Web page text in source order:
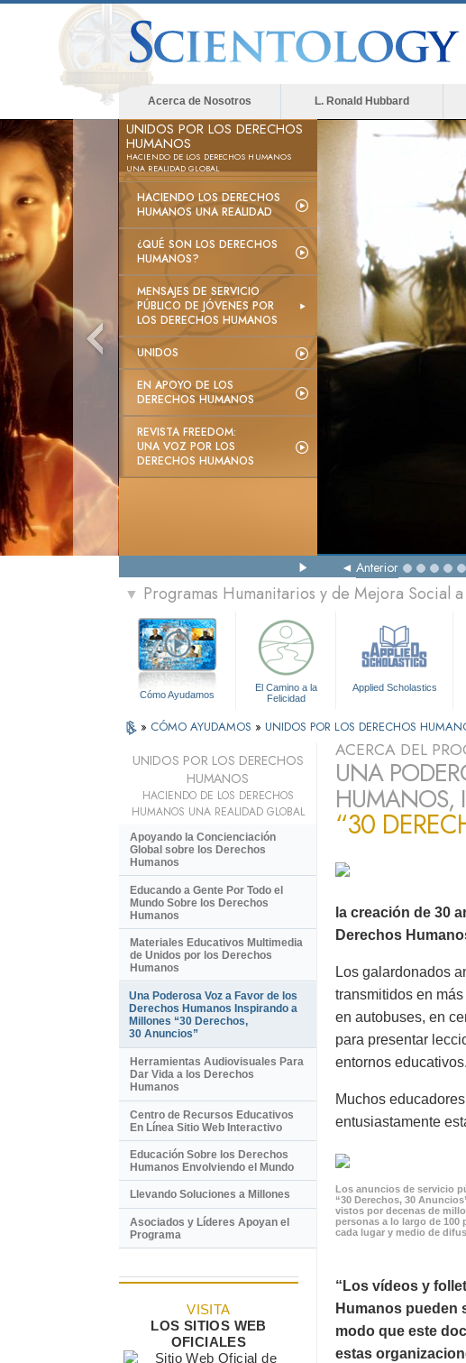
Acerca de Nosotros L. Ronald Hubbard
UNIDOS POR LOS DERECHOS
HUMANOS
HACIENDO DE LOS DERECHOS HUMANOS
UNA REALIDAD GLOBAL
HACIENDO LOS DERECHOS
HUMANOS UNA REALIDAD
¿QUÉ SON LOS DERECHOS
HUMANOS?
MENSAJES DE SERVICIO
PÚBLICO DE JÓVENES POR
LOS DERECHOS HUMANOS
UNIDOS
EN APOYO DE LOS
DERECHOS HUMANOS
REVISTA FREEDOM:
UNA VOZ POR LOS
DERECHOS HUMANOS
Anterior
▼ Programas Humanitarios y de Mejora Social
Cómo Ayudamos
El Camino a la
Felicidad
Applied Scholastics
» CÓMO AYUDAMOS » UNIDOS POR LOS DERECHOS
ACERCA DEL
UNA
HUMANOS,
“30
la creación de 30
Derechos
Los galardonados
transmitidos en
en autobuses, en
para presentar
entornos educativos.
Muchos
entusiastamente
Los anuncios de servicio
“30 Derechos, 30
vistos por decenas de
personas a lo largo de 100
cada lugar y medio de
“Los vídeos y
Humanos pueden
modo que este
estas
UNIDOS POR LOS DERECHOS
HUMANOS
HACIENDO DE LOS DERECHOS
HUMANOS UNA REALIDAD GLOBAL
Apoyando la Concienciación
Global sobre los Derechos
Humanos
Educando a Gente Por Todo el
Mundo Sobre los Derechos
Humanos
Materiales Educativos Multimedia
de Unidos por los Derechos
Humanos
Una Poderosa Voz a Favor de los
Derechos Humanos Inspirando a
Millones “30 Derechos,
30 Anuncios”
Herramientas Audiovisuales Para
Dar Vida a los Derechos
Humanos
Centro de Recursos Educativos
En Línea Sitio Web Interactivo
Educación Sobre los Derechos
Humanos Envolviendo el Mundo
Llevando Soluciones a Millones
Asociados y Líderes Apoyan el
Programa
VISITA
LOS SITIOS WEB
OFICIALES